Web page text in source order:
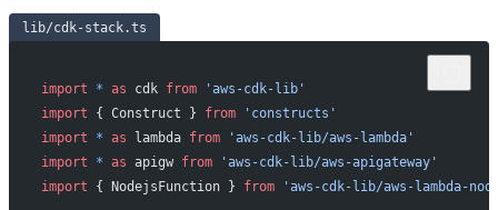
lib/cdk-stack.ts
import * as cdk from 'aws-cdk-lib'
import { Construct } from 'constructs'
import * as lambda from 'aws-cdk-lib/aws-lambda'
import * as apigw from 'aws-cdk-lib/aws-apigateway'
import { NodejsFunction } from 'aws-cdk-lib/aws-lambda-